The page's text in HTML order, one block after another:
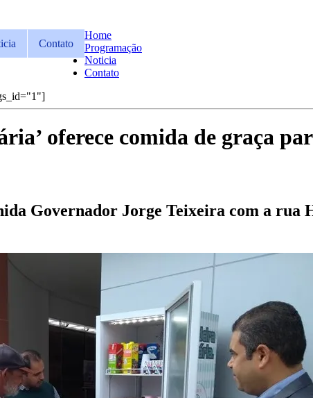
Contato
Home
Programação
Noticia
Contato
oferece comida de graça
Governador Jorge Teixeira com a rua